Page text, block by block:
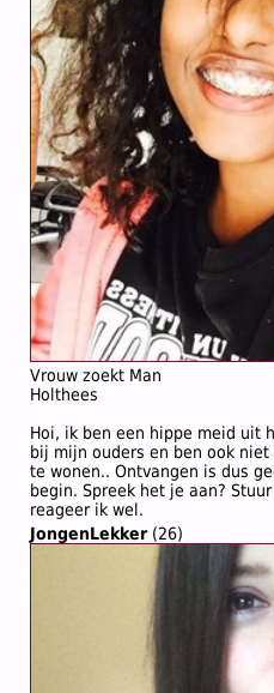
Vrouw zoekt Man
Holthees
Hoi, ik ben een hippe meid uit
bij mijn ouders en ben ook
te wonen.. Ontvangen is dus
begin. Spreek het je aan?
reageer ik wel.
JongenLekker(26)